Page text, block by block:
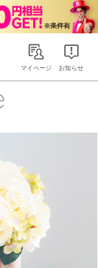
マイページ お知らせ